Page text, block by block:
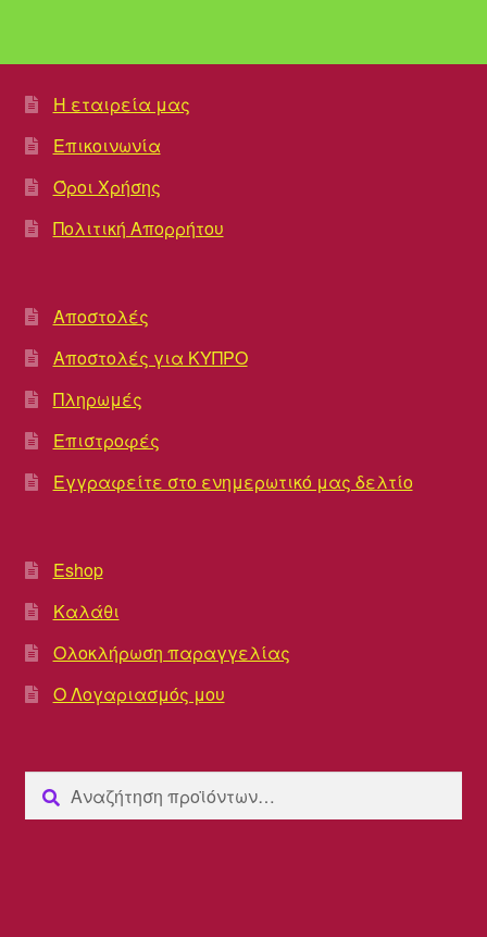
Η εταιρεία μας
Επικοινωνία
Όροι Χρήσης
Πολιτική Απορρήτου
Αποστολές
Αποστολές για ΚΥΠΡΟ
Πληρωμές
Επιστροφές
Εγγραφείτε στο ενημερωτικό μας δελτίο
Eshop
Καλάθι
Ολοκλήρωση παραγγελίας
Ο Λογαριασμός μου
Αναζήτηση
για:
Αναζήτηση